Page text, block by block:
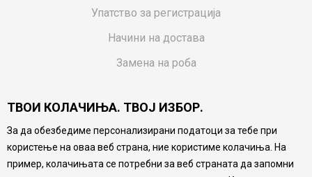
Упатство за регистрација
Начини на достава
Замена на роба
Ваучери
Product Finder
FAQs
ТВОИ КОЛАЧИЊА. ТВОЈ ИЗБОР.
За да обезбедиме персонализирани податоци за тебе при
користење на оваа веб страна, ние користиме колачиња. На
пример, колачињата се потребни за веб страната да запомни